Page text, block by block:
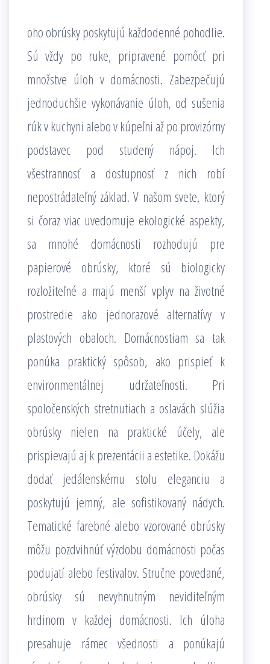
oho obrúsky poskytujú každodenné pohodlie.
Sú vždy po ruke, pripravené pomôcť pri
množstve úloh v domácnosti. Zabezpečujú
jednoduchšie vykonávanie úloh, od sušenia
rúk v kuchyni alebo v kúpeľni až po provizórny
podstavec pod studený nápoj. Ich
všestrannosť a dostupnosť z nich robí
nepostrádateľný základ. V našom svete, ktorý
si čoraz viac uvedomuje ekologické aspekty,
sa mnohé domácnosti rozhodujú pre
papierové obrúsky, ktoré sú biologicky
rozložiteľné a majú menší vplyv na životné
prostredie ako jednorazové alternatívy v
plastových obaloch. Domácnostiam sa tak
ponúka praktický spôsob, ako prispieť k
environmentálnej udržateľnosti. Pri
spoločenských stretnutiach a oslavách slúžia
obrúsky nielen na praktické účely, ale
prispievajú aj k prezentácii a estetike. Dokážu
dodať jedálenskému stolu eleganciu a
poskytujú jemný, ale sofistikovaný nádych.
Tematické farebné alebo vzorované obrúsky
môžu pozdvihnúť výzdobu domácnosti počas
podujatí alebo festivalov. Stručne povedané,
obrúsky sú nevyhnutným neviditeľným
hrdinom v každej domácnosti. Ich úloha
presahuje rámec všednosti a ponúkajú